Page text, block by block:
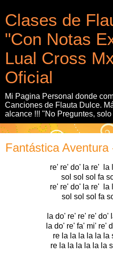
Clases de
"Con Notas
Lual Cross
Oficial
Mi Pagina Personal donde
Canciones de Flauta Dulce.
alcance !!! "No Preguntes,
Fantástica Aventura
re' re' do' la re' la
sol sol sol fa
re' re' do' la re' la
sol sol sol fa
la do' re' re' re' do'
la do' re' fa' mi' re'
re la la la la la la
re la la la la la la